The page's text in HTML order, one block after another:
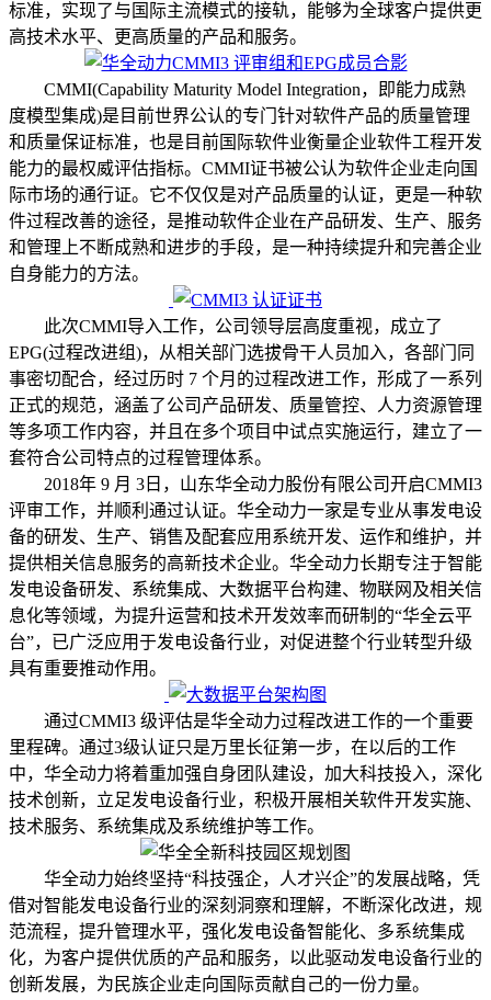
标准，实现了与国际主流模式的接轨，能够为全球客户提供更
高技术水平、更高质量的产品和服务。
CMMI(Capability Maturity Model Integration，即能力成熟
度模型集成)是目前世界公认的专门针对软件产品的质量管理
和质量保证标准，也是目前国际软件业衡量企业软件工程开发
能力的最权威评估指标。CMMI证书被公认为软件企业走向国
际市场的通行证。它不仅仅是对产品质量的认证，更是一种软
件过程改善的途径，是推动软件企业在产品研发、生产、服务
和管理上不断成熟和进步的手段，是一种持续提升和完善企业
自身能力的方法。
此次CMMI导入工作，公司领导层高度重视，成立了
EPG(过程改进组)，从相关部门选拔骨干人员加入，各部门同
事密切配合，经过历时 7 个月的过程改进工作，形成了一系列
正式的规范，涵盖了公司产品研发、质量管控、人力资源管理
等多项工作内容，并且在多个项目中试点实施运行，建立了一
套符合公司特点的过程管理体系。
2018年 9 月 3日，山东华全动力股份有限公司开启CMMI3
评审工作，并顺利通过认证。华全动力一家是专业从事发电设
备的研发、生产、销售及配套应用系统开发、运作和维护，并
提供相关信息服务的高新技术企业。华全动力长期专注于智能
发电设备研发、系统集成、大数据平台构建、物联网及相关信
息化等领域，为提升运营和技术开发效率而研制的“华全云平
台”，已广泛应用于发电设备行业，对促进整个行业转型升级
具有重要推动作用。
通过CMMI3 级评估是华全动力过程改进工作的一个重要
里程碑。通过3级认证只是万里长征第一步，在以后的工作
中，华全动力将着重加强自身团队建设，加大科技投入，深化
技术创新，立足发电设备行业，积极开展相关软件开发实施、
技术服务、系统集成及系统维护等工作。
华全动力始终坚持“科技强企，人才兴企”的发展战略，凭
借对智能发电设备行业的深刻洞察和理解，不断深化改进，规
范流程，提升管理水平，强化发电设备智能化、多系统集成
化，为客户提供优质的产品和服务，以此驱动发电设备行业的
创新发展，为民族企业走向国际贡献自己的一份力量。